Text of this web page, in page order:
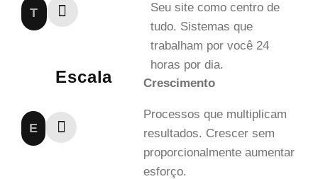
T
Seu site como centro de
tudo. Sistemas que
trabalham por você 24
horas por dia.
E
Escala Crescimento
Processos que multiplicam
resultados. Crescer sem
proporcionalmente aumentar
esforço.